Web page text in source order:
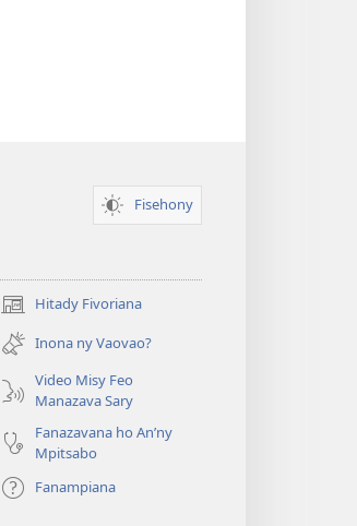
Fisehony
Hitady Fivoriana
(manokatra
rohy) Inona ny Vaovao?
Video Misy Feo
Manazava Sary
Fanazavana ho An’ny
Mpitsabo
Fanampiana